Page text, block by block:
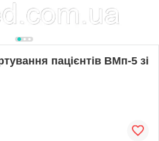
пацієнтів ВМп-5 зі